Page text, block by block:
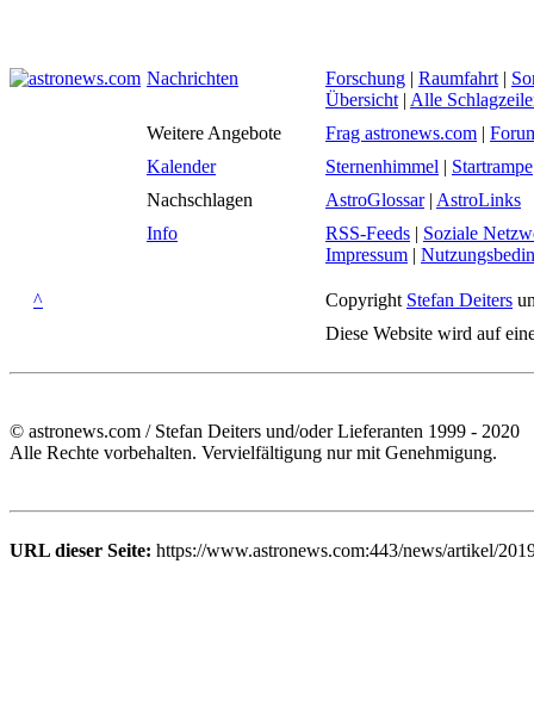
Nachrichten Forschung | Raumfahrt |
Übersicht | Alle
Weitere Angebote
Frag astronews.com |
Kalender
Sternenhimmel | Startrampe
Nachschlagen
AstroGlossar| AstroLinks
Info
RSS-Feeds | Soziale
Impressum |
^ Copyright Stefan Deiters
Diese Website wird auf
© astronews.com / Stefan Deiters und/oder Lieferanten 1999 - 2020
Alle Rechte vorbehalten. Vervielfältigung nur mit Genehmigung.
URL dieser Seite: https://www.astronews.com:443/news/artikel/